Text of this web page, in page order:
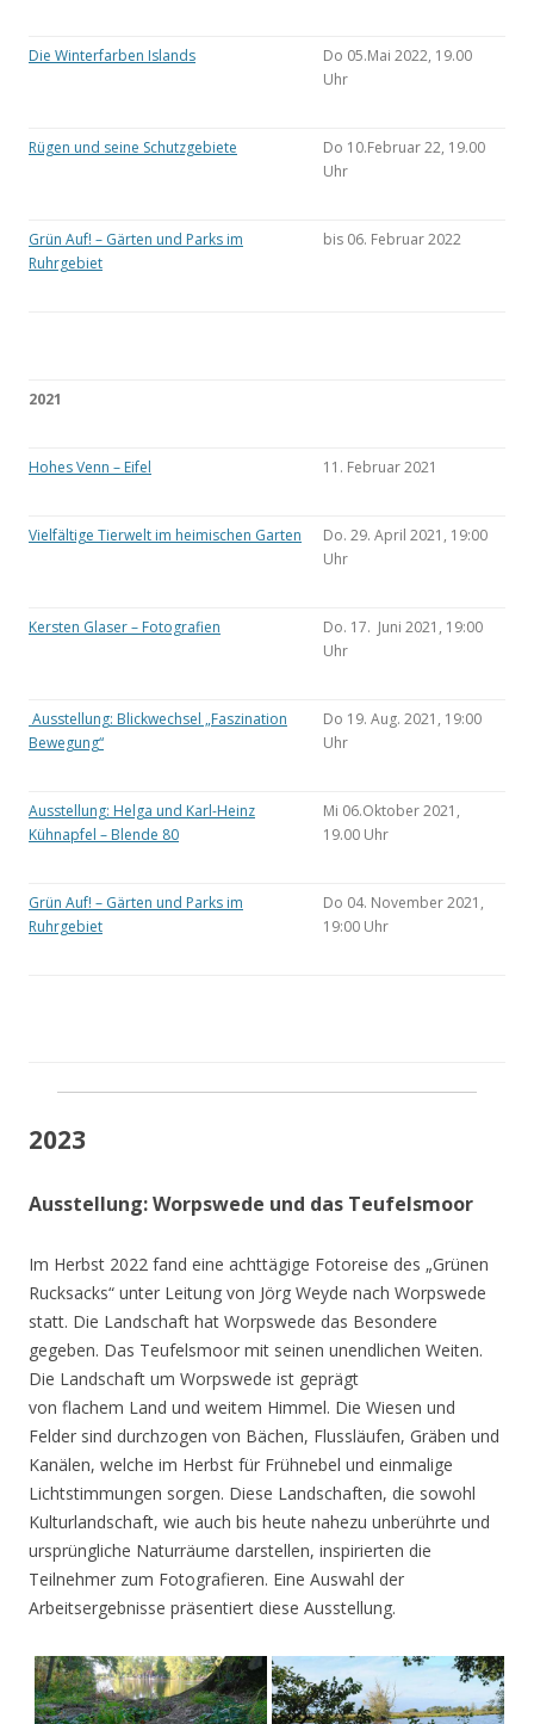
Die Winterfarben Islands
Do 05.Mai 2022, 19.00
Uhr
Rügen und seine Schutzgebiete
Do 10.Februar 22, 19.00
Uhr
Grün Auf! – Gärten und Parks im
Ruhrgebiet
bis 06. Februar 2022
2021
Hohes Venn – Eifel 11. Februar 2021
Vielfältige Tierwelt im heimischen Garten
Do. 29. April 2021, 19:00
Uhr
Kersten Glaser – Fotografien
Do. 17. Juni 2021, 19:00
Uhr
Ausstellung: Blickwechsel „Faszination
Bewegung“
Do 19. Aug. 2021, 19:00
Uhr
Ausstellung: Helga und Karl-Heinz
Kühnapfel – Blende 80
Mi 06.Oktober 2021,
19.00 Uhr
Grün Auf! – Gärten und Parks im
Ruhrgebiet
Do 04. November 2021,
19:00 Uhr
2023
Ausstellung: Worpswede und das Teufelsmoor
Im Herbst 2022 fand eine achttägige Fotoreise des „Grünen
Rucksacks“ unter Leitung von Jörg Weyde nach Worpswede
statt. Die Landschaft hat Worpswede das Besondere
gegeben. Das Teufelsmoor mit seinen unendlichen Weiten.
Die Landschaft um Worpswede ist geprägt
von flachem Land und weitem Himmel. Die Wiesen und
Felder sind durchzogen von Bächen, Flussläufen, Gräben und
Kanälen, welche im Herbst für Frühnebel und einmalige
Lichtstimmungen sorgen. Diese Landschaften, die sowohl
Kulturlandschaft, wie auch bis heute nahezu unberührte und
ursprüngliche Naturräume darstellen, inspirierten die
Teilnehmer zum Fotografieren. Eine Auswahl der
Arbeitsergebnisse präsentiert diese Ausstellung.